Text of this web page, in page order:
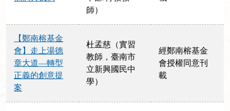
師）
【鄭南榕基金
會】走上湯德
章大道—轉型
正義的創意提
案
杜孟慈（實習
教師，臺南市
立新興國民中
學）
經鄭南榕基金
會授權同意刊
載